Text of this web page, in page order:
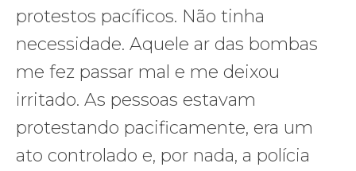
protestos pacíficos. Não tinha
necessidade. Aquele ar das bombas
me fez passar mal e me deixou
irritado. As pessoas estavam
protestando pacificamente, era um
ato controlado e, por nada, a polícia